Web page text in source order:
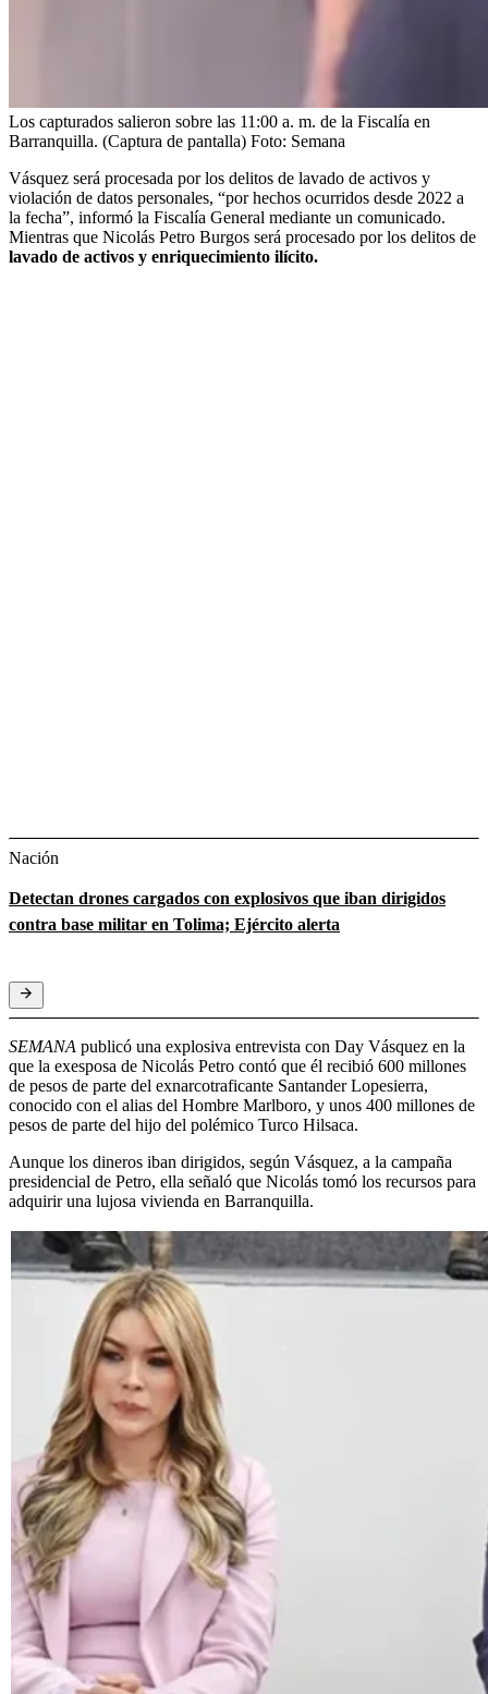
Los capturados salieron sobre las 11:00 a. m. de la Fiscalía en
Barranquilla. (Captura de pantalla) Foto: Semana
Vásquez será procesada por los delitos de lavado de activos y
violación de datos personales, “por hechos ocurridos desde 2022 a
la fecha”, informó la Fiscalía General mediante un comunicado.
Mientras que Nicolás Petro Burgos será procesado por los delitos de
lavado de activos y enriquecimiento ilícito.
Nación
Detectan drones cargados con explosivos que iban dirigidos
contra base militar en Tolima; Ejército alerta
SEMANA publicó una explosiva entrevista con Day Vásquez en la
que la exesposa de Nicolás Petro contó que él recibió 600 millones
de pesos de parte del exnarcotraficante Santander Lopesierra,
conocido con el alias del Hombre Marlboro, y unos 400 millones de
pesos de parte del hijo del polémico Turco Hilsaca.
Aunque los dineros iban dirigidos, según Vásquez, a la campaña
presidencial de Petro, ella señaló que Nicolás tomó los recursos para
adquirir una lujosa vivienda en Barranquilla.